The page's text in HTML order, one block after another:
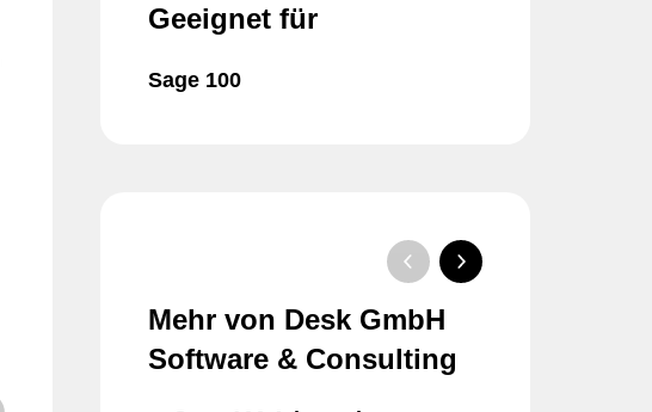
Geeignet für
Sage 100
Mehr von Desk GmbH
Software & Consulting